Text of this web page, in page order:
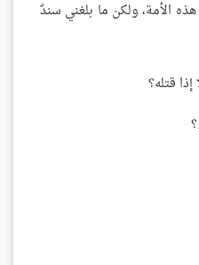
الأمة، ولكن ما بلغني سندٌ
قتله؟